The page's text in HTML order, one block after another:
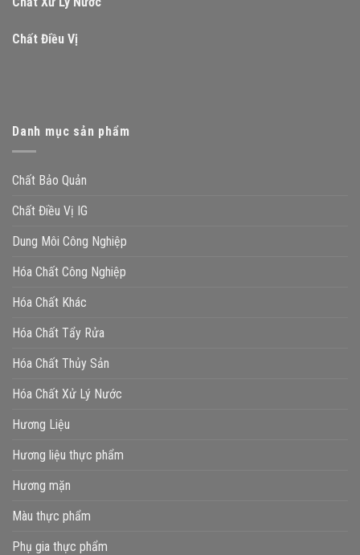
Chất Điều Vị
Danh mục sản phẩm
Chất Bảo Quản
Chất Điều Vị IG
Dung Môi Công Nghiệp
Hóa Chất Công Nghiệp
Hóa Chất Khác
Hóa Chất Tẩy Rửa
Hóa Chất Thủy Sản
Hóa Chất Xử Lý Nước
Hương Liệu
Hương liệu thực phẩm
Hương mặn
Màu thực phẩm
Phụ gia thực phẩm